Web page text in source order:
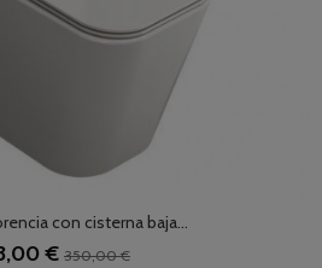
con cisterna baja...
€ 350,00 €